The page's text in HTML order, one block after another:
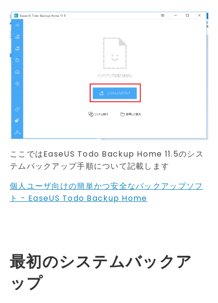
ここではEaseUS Todo Backup Home 11.5のシス
テムバックアップ手順について記載します
個人ユーザ向けの簡単かつ安全なバックアップソフ
ト - EaseUS Todo Backup Home
最初のシステムバックア
ップ